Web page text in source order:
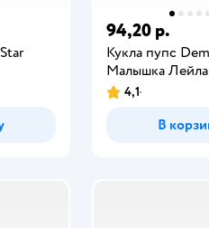
94,20 р.
Кукла пупс
Малышка Лейла
4,1
В